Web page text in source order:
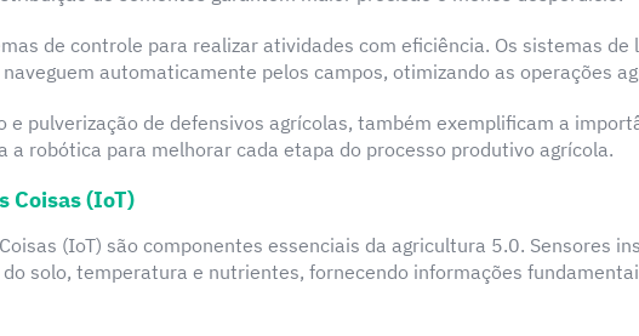
de controle para realizar atividades com eficiência. Os sistemas de
automaticamente pelos campos, otimizando as operações
pulverização de defensivos agrícolas, também exemplificam a
robótica para melhorar cada etapa do processo produtivo agrícola.
Coisas (IoT)
(IoT) são componentes essenciais da agricultura 5.0. Sensores
solo, temperatura e nutrientes, fornecendo informações